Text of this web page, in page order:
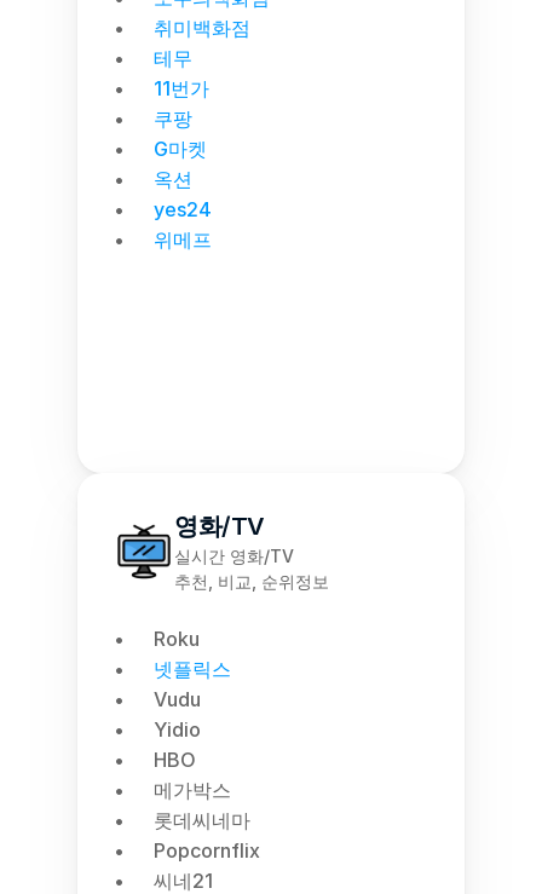
취미백화점
테무
11번가
쿠팡
G마켓
옥션
yes24
위메프
영화/TV
실시간 영화/TV
추천, 비교, 순위정보
Roku
넷플릭스
Vudu
Yidio
HBO
메가박스
롯데씨네마
Popcornflix
씨네21